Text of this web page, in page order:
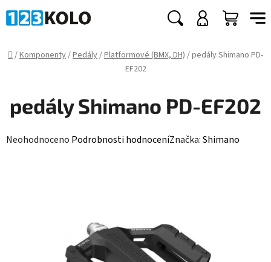
na
Hledat
KOŠÍK
Domů
/Komponenty/Pedály/Platformové (BMX, DH) /pedály Shimano PD-
EF202
pedály Shimano PD-EF202
Průměrné
Neohodnoceno Podrobnosti hodnoceníZnačka:Shimano